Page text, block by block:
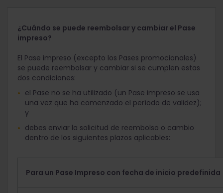
cuenta, no aparecerá el Pase. A continuación,
tendrás que iniciar sesión en la misma cuenta
que utilizaste al comprar el Pase original.
Si sigues sin ver un pedido que cumpla los
requisitos para recibir un reembolso, ponte en
contacto con el equipo de Atención al Cliente de
Eurail.
¿Cuándo se puede reembolsar y cambiar el Pase
impreso?
El Pase impreso (excepto los Pases promocionales)
se puede reembolsar y cambiar si se cumplen estas
dos condiciones:
el Pase no se ha utilizado (un Pase impreso se usa
una vez que ha comenzado el período de validez);
y
debes enviar la solicitud de reembolso o cambio
dentro de los siguientes plazos aplicables:
Para un Pase Impreso con fecha de inicio predefinida